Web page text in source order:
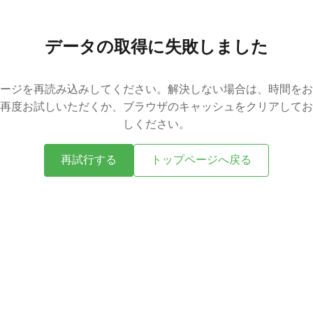
データの取得に失敗しました
ジを再読み込みしてください。解決しない場合は、時間を
度お試しいただくか、ブラウザのキャッシュをクリアして
しください。
再試行する トップページへ戻る